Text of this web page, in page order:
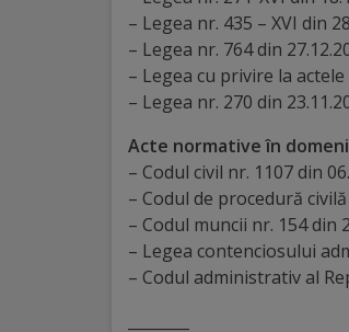
Galerii
Administrație
Primărie
Primar
– Legea nr. 435 – XVI din
– Legea nr. 764 din
– Legea cu privire la
– Legea nr. 270 din
Acte normative în
– Codul civil nr. 1107 din
– Codul de procedură
– Codul muncii nr. 154 din
– Legea contenciosului
– Codul administrativ al